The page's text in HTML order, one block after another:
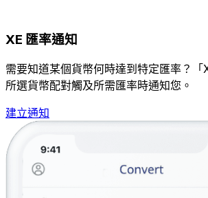
XE 匯率通知
需要知道某個貨幣何時達到特定匯率？「
所選貨幣配對觸及所需匯率時通知您。
建立通知